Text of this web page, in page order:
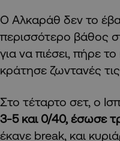
Ο Αλκαράθ δεν το
περισσότερο βάθος
για να πιέσει, πήρε
κράτησε ζωντανές
Στο τέταρτο σετ, ο
3-5 και 0/40, έσωσε
έκανε break, και